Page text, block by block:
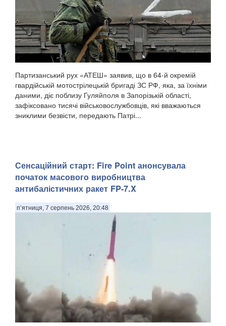
Партизанський рух «АТЕШ» заявив, що в 64-й окремій
гвардійській мотострілецькій бригаді ЗС РФ, яка, за їхніми
даними, діє поблизу Гуляйполя в Запорізькій області,
зафіксовано тисячі військовослужбовців, які вважаються
зниклими безвісти, передають Патрі...
Сенсаційний старт: Fire Point анонсувала
початок масового виробництва
антибалістичних ракет FP-7.X
п’ятниця, 7 серпень 2026, 20:48